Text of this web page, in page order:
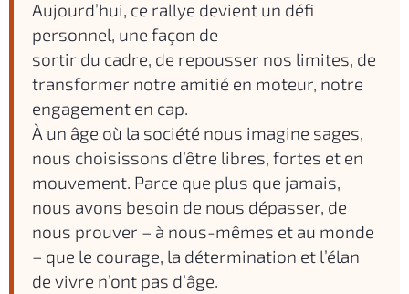
Aujourd’hui, ce rallye devient un défi
personnel, une façon de
sortir du cadre, de repousser nos limites, de
transformer notre amitié en moteur, notre
engagement en cap.
À un âge où la société nous imagine sages,
nous choisissons d’être libres, fortes et en
mouvement. Parce que plus que jamais,
nous avons besoin de nous dépasser, de
nous prouver – à nous-mêmes et au monde
– que le courage, la détermination et l’élan
de vivre n’ont pas d’âge.